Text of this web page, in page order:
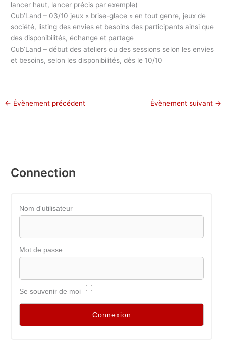
lancer haut, lancer précis par exemple)
Cub’Land – 03/10 jeux « brise-glace » en tout genre, jeux de
société, listing des envies et besoins des participants ainsi que
des disponibilités, échange et partage
Cub’Land – début des ateliers ou des sessions selon les envies
et besoins, selon les disponibilités, dès le 10/10
← Évènement précédent Évènement suivant →
Connection
Nom d'utilisateur
Mot de passe
Se souvenir de moi